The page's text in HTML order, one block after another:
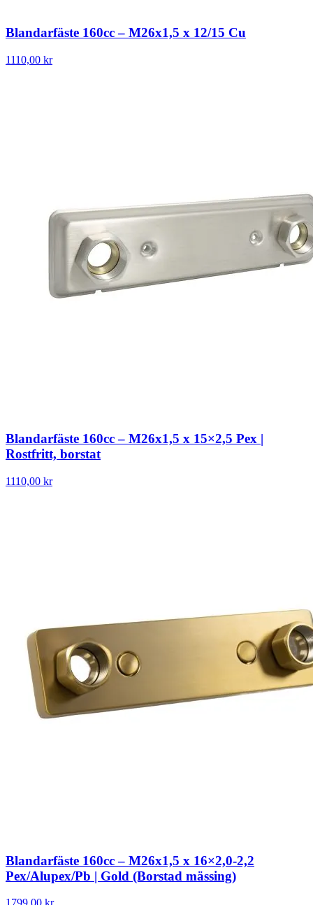
Blandarfäste 160cc – M26x1,5 x 12/15 Cu
1110,00 kr
Blandarfäste 160cc – M26x1,5 x 15×2,5 Pex |
Rostfritt, borstat
1110,00 kr
Blandarfäste 160cc – M26x1,5 x 16×2,0-2,2
Pex/Alupex/Pb | Gold (Borstad mässing)